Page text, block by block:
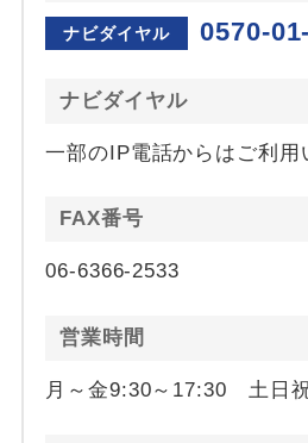
ナビダイヤル 0570-
ナビダイヤル
一部のIP電話からはご利用
FAX番号
06-6366-2533
営業時間
月～金9:30～17:30 土日